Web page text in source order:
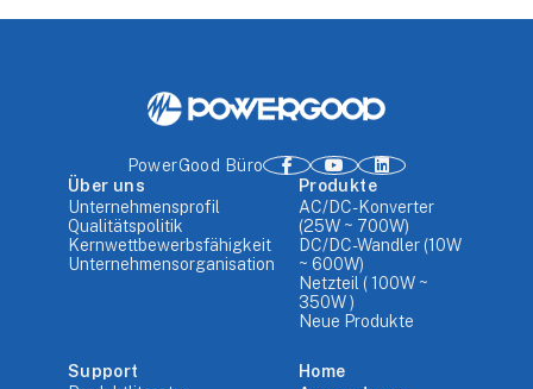
PowerGood Büro
Über uns
Unternehmensprofil
Qualitätspolitik
Kernwettbewerbsfähigkeit
Unternehmensorganisation
Produkte
AC/DC-Konverter
(25W ~ 700W)
DC/DC-Wandler (10W
~ 600W)
Netzteil ( 100W ~
350W )
Neue Produkte
Support
Home